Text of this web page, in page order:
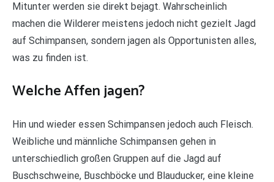
Mitunter werden sie direkt bejagt. Wahrscheinlich
machen die Wilderer meistens jedoch nicht gezielt Jagd
auf Schimpansen, sondern jagen als Opportunisten alles,
was zu finden ist.
Welche Affen jagen?
Hin und wieder essen Schimpansen jedoch auch Fleisch.
Weibliche und männliche Schimpansen gehen in
unterschiedlich großen Gruppen auf die Jagd auf
Buschschweine, Buschböcke und Blauducker, eine kleine